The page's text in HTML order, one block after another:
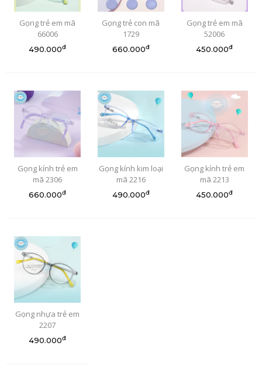
Gọng trẻ em mã
66006
490.000đ
Gọng trẻ con mã
1729
660.000đ
Gọng trẻ em mã
52006
450.000đ
Gọng kính trẻ em
mã 2306
660.000đ
Gọng kính kim loại
mã 2216
490.000đ
Gọng kính trẻ em
mã 2213
450.000đ
Gọng nhựa trẻ em
2207
490.000đ